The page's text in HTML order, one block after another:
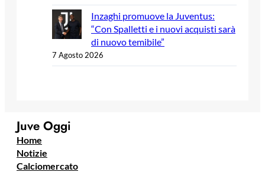
Inzaghi promuove la Juventus:
“Con Spalletti e i nuovi acquisti sarà
di nuovo temibile”
7 Agosto 2026
Juve Oggi
Home
Notizie
Calciomercato